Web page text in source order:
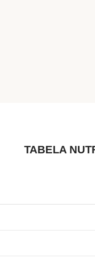
TABELA